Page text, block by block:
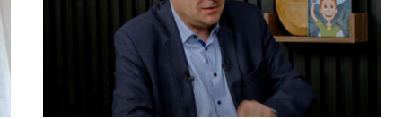
Prof. Antoni Dudek: Będą obiecywać dochód
gwarantowny?! Czeka nas powrót rozdawnictwa bez